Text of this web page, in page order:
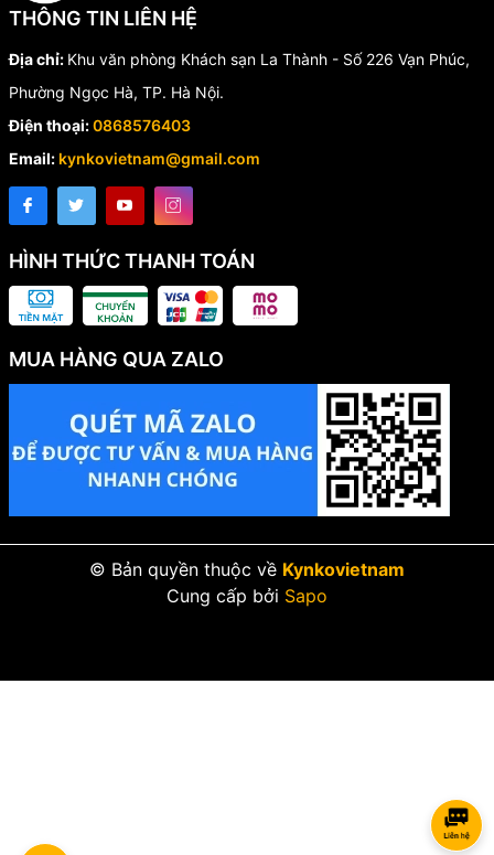
THÔNG TIN LIÊN HỆ
Địa chỉ: Khu văn phòng Khách sạn La Thành - Số 226 Vạn Phúc,
Phường Ngọc Hà, TP. Hà Nội.
Điện thoại:0868576403
Email: kynkovietnam@gmail.com
HÌNH THỨC THANH TOÁN
MUA HÀNG QUA ZALO
© Bản quyền thuộc về Kynkovietnam
Cung cấp bởi Sapo